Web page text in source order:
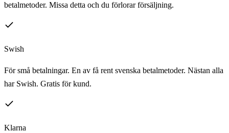
betalmetoder. Missa detta och du förlorar försäljning.
Swish
För små betalningar. En av få rent svenska betalmetoder. Nästan alla
har Swish. Gratis för kund.
Klarna